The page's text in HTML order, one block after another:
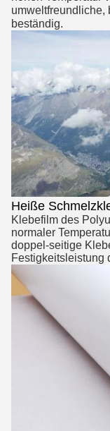
umweltfreundliche,
beständig.
Heiße
Klebefilm des
normaler
doppel-seitige
Festigkeitsleistung